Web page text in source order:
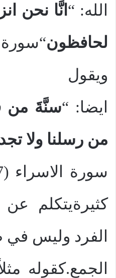
الله: “انَّا نحن
لحافظون“سورة
ويقول
ايضا: “سنَّةَ من
من رسلنا ولا
كثيرةيتكلم
الفرد وليس في